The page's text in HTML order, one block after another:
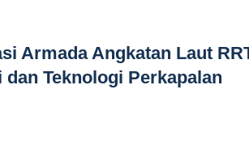
Armada Angkatan Laut
Teknologi Perkapalan